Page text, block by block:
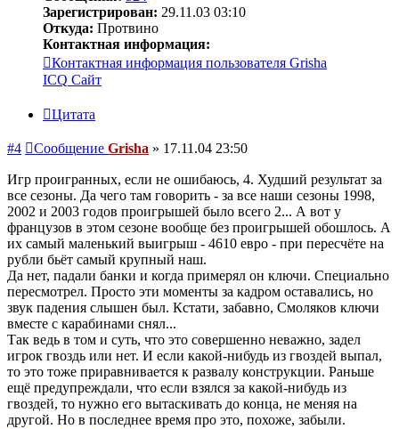
Зарегистрирован: 29.11.03 03:10
Откуда: Протвино
Контактная информация:
Контактная информация пользователя Grisha
ICQ Сайт
Цитата
#4 Сообщение Grisha » 17.11.04 23:50
Игр проигранных, если не ошибаюсь, 4. Худший результат за
все сезоны. Да чего там говорить - за все наши сезоны 1998,
2002 и 2003 годов проигрышей было всего 2... А вот у
французов в этом сезоне вообще без проигрышей обошлось. А
их самый маленький выигрыш - 4610 евро - при пересчёте на
рубли бьёт самый крупный наш.
Да нет, падали банки и когда примерял он ключи. Специально
пересмотрел. Просто эти моменты за кадром оставались, но
звук падения слышен был. Кстати, забавно, Смоляков ключи
вместе с карабинами снял...
Так ведь в том и суть, что это совершенно неважно, задел
игрок гвоздь или нет. И если какой-нибудь из гвоздей выпал,
то это тоже приравнивается к развалу конструкции. Раньше
ещё предупреждали, что если взялся за какой-нибудь из
гвоздей, то нужно его вытаскивать до конца, не меняя на
другой. Но в последнее время про это, похоже, забыли.